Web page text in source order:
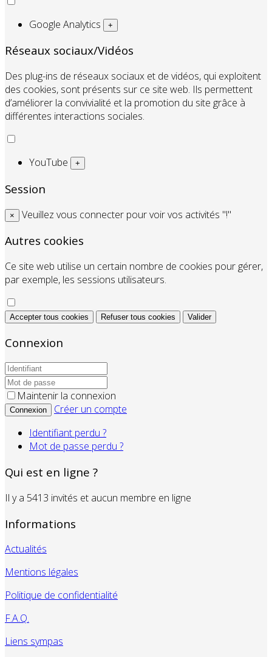
Google Analytics +
Réseaux sociaux/Vidéos
Des plug-ins de réseaux sociaux et de vidéos, qui exploitent
des cookies, sont présents sur ce site web. Ils permettent
d’améliorer la convivialité et la promotion du site grâce à
différentes interactions sociales.
YouTube +
Session
× Veuillez vous connecter pour voir vos activités "!"
Autres cookies
Ce site web utilise un certain nombre de cookies pour gérer,
par exemple, les sessions utilisateurs.
Accepter tous cookies Refuser tous cookies Valider
Connexion
Maintenir la connexion
Connexion
Créer un compte
Identifiant perdu ?
Mot de passe perdu ?
Qui est en ligne ?
Il y a 5413 invités et aucun membre en ligne
Informations
Actualités
Mentions légales
Politique de confidentialité
F.A.Q.
Liens sympas